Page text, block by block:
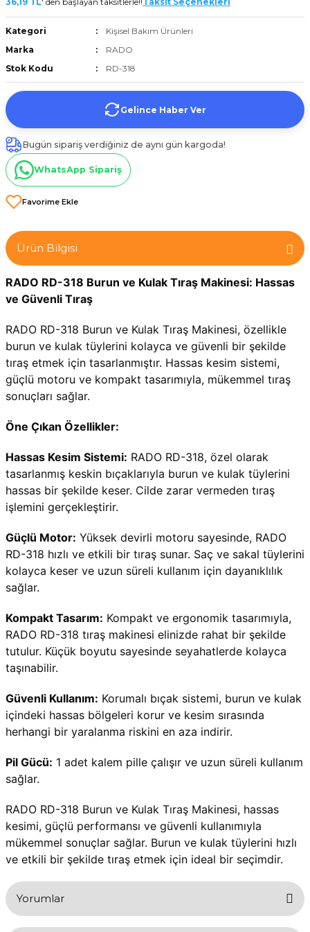
Kategori
Kişisel Bakım Ürünleri
Marka
RADO
Stok Kodu
RD-318
Gelince Haber Ver
Bugün sipariş verdiğiniz de aynı gün kargoda!
WhatsApp Sipariş
Ürün Bilgisi
RADO RD-318 Burun ve Kulak Tıraş Makinesi: Hassas
ve Güvenli Tıraş
RADO RD-318 Burun ve Kulak Tıraş Makinesi, özellikle
burun ve kulak tüylerini kolayca ve güvenli bir şekilde
tıraş etmek için tasarlanmıştır. Hassas kesim sistemi,
güçlü motoru ve kompakt tasarımıyla, mükemmel tıraş
sonuçları sağlar.
Öne Çıkan Özellikler:
Hassas Kesim Sistemi: RADO RD-318, özel olarak
tasarlanmış keskin bıçaklarıyla burun ve kulak tüylerini
hassas bir şekilde keser. Cilde zarar vermeden tıraş
işlemini gerçekleştirir.
Güçlü Motor: Yüksek devirli motoru sayesinde, RADO
RD-318 hızlı ve etkili bir tıraş sunar. Saç ve sakal tüylerini
kolayca keser ve uzun süreli kullanım için dayanıklılık
sağlar.
Kompakt Tasarım: Kompakt ve ergonomik tasarımıyla,
RADO RD-318 tıraş makinesi elinizde rahat bir şekilde
tutulur. Küçük boyutu sayesinde seyahatlerde kolayca
taşınabilir.
Güvenli Kullanım: Korumalı bıçak sistemi, burun ve kulak
içindeki hassas bölgeleri korur ve kesim sırasında
herhangi bir yaralanma riskini en aza indirir.
Pil Gücü: 1 adet kalem pille çalışır ve uzun süreli kullanım
sağlar.
RADO RD-318 Burun ve Kulak Tıraş Makinesi, hassas
kesimi, güçlü performansı ve güvenli kullanımıyla
mükemmel sonuçlar sağlar. Burun ve kulak tüylerini hızlı
ve etkili bir şekilde tıraş etmek için ideal bir seçimdir.
Yorumlar